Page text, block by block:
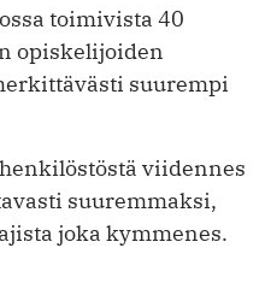
toimivista 40
opiskelijoiden
suurempi
viidennes
suuremmaksi,
joka kymmenes.